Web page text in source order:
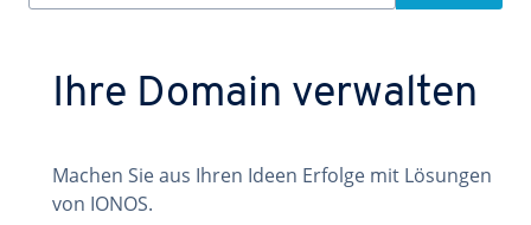
Ihre Domain verwalten
Machen Sie aus Ihren Ideen Erfolge mit Lösungen
von IONOS.